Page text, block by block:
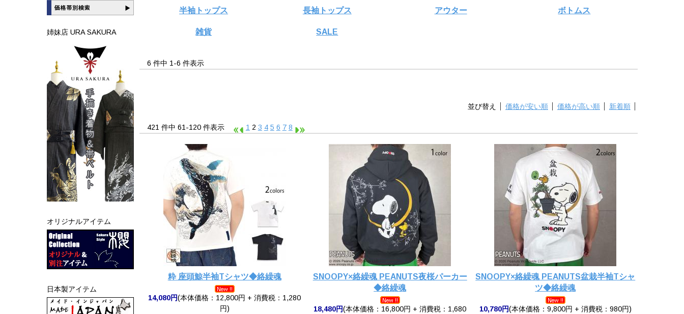
姉妹店 URA SAKURA
オリジナルアイテム
日本製アイテム
半袖トップス 長袖トップス アウター ボトムス
雑貨 SALE
6 件中 1-6 件表示
並び替え 価格が安い順 価格が高い順 新着順
421 件中 61-120 件表示 1 2 3 4 5 6 7 8
粋 座頭鯨半袖Tシャツ◆絡繰魂
14,080円(本体価格：12,800円 + 消費税：1,280
円)
SNOOPY×絡繰魂 PEANUTS夜桜パーカー
◆絡繰魂
18,480円(本体価格：16,800円 + 消費税：1,680
SNOOPY×絡繰魂 PEANUTS盆栽半袖Tシャ
ツ◆絡繰魂
10,780円(本体価格：9,800円 + 消費税：980円)